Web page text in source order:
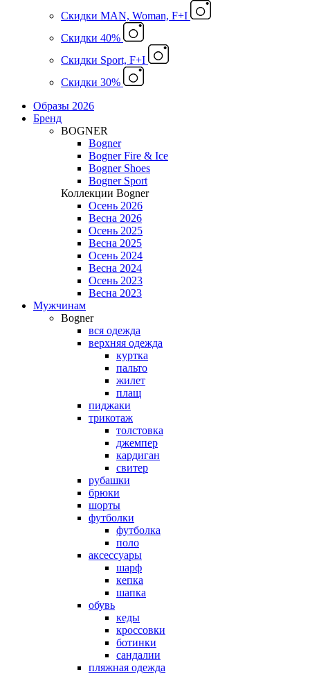
Скидки MAN, Woman, F+I
Скидки 40%
Скидки Sport, F+I
Скидки 30%
Образы 2026
Бренд
BOGNER
Bogner
Bogner Fire & Ice
Bogner Shoes
Bogner Sport
Коллекции Bogner
Осень 2026
Весна 2026
Осень 2025
Весна 2025
Осень 2024
Весна 2024
Осень 2023
Весна 2023
Мужчинам
Bogner
вся одежда
верхняя одежда
куртка
пальто
жилет
плащ
пиджаки
трикотаж
толстовка
джемпер
кардиган
свитер
рубашки
брюки
шорты
футболки
футболка
поло
аксессуары
шарф
кепка
шапка
обувь
кеды
кроссовки
ботинки
сандалии
пляжная одежда